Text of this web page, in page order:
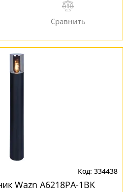
334438
Wazn A6218PA-1BK